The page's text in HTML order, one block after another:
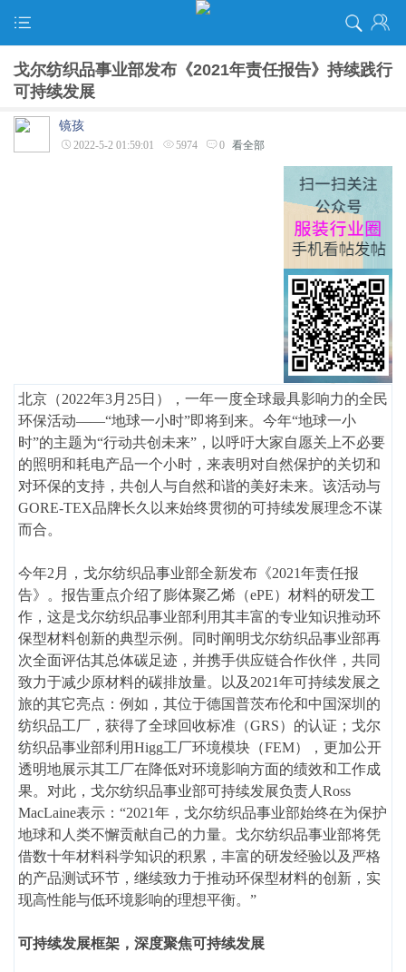
戈尔纺织品事业部发布《2021年责任报告》持续践行
可持续发展
镜孩
2022-5-2 01:59:01 5974 0 看全部
北京（2022年3月25日），一年一度全球最具影响力的全民
环保活动——“地球一小时”即将到来。今年“地球一小
时”的主题为“行动共创未来”，以呼吁大家自愿关上不必要
的照明和耗电产品一个小时，来表明对自然保护的关切和
对环保的支持，共创人与自然和谐的美好未来。该活动与
GORE-TEX品牌长久以来始终贯彻的可持续发展理念不谋
而合。
今年2月，戈尔纺织品事业部全新发布《2021年责任报
告》。报告重点介绍了膨体聚乙烯（ePE）材料的研发工
作，这是戈尔纺织品事业部利用其丰富的专业知识推动环
保型材料创新的典型示例。同时阐明戈尔纺织品事业部再
次全面评估其总体碳足迹，并携手供应链合作伙伴，共同
致力于减少原材料的碳排放量。以及2021年可持续发展之
旅的其它亮点：例如，其位于德国普茨布伦和中国深圳的
纺织品工厂，获得了全球回收标准（GRS）的认证；戈尔
纺织品事业部利用Higg工厂环境模块（FEM），更加公开
透明地展示其工厂在降低对环境影响方面的绩效和工作成
果。对此，戈尔纺织品事业部可持续发展负责人Ross
MacLaine表示：“2021年，戈尔纺织品事业部始终在为保护
地球和人类不懈贡献自己的力量。戈尔纺织品事业部将凭
借数十年材料科学知识的积累，丰富的研发经验以及严格
的产品测试环节，继续致力于推动环保型材料的创新，实
现高性能与低环境影响的理想平衡。”
可持续发展框架，深度聚焦可持续发展